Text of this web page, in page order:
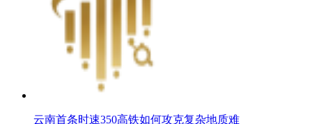
云南首条时速350高铁如何攻克复杂地质难